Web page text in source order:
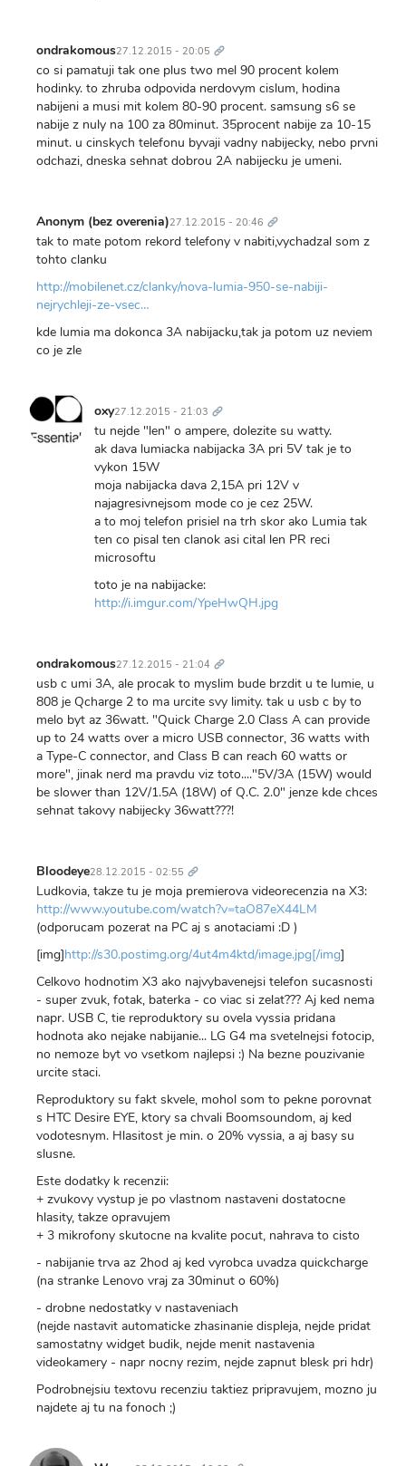
ondrakomous27.12.2015 - 20:05 odkaz
co si pamatuji tak one plus two mel 90 procent kolem
hodinky. to zhruba odpovida nerdovym cislum, hodina
nabijeni a musi mit kolem 80-90 procent. samsung s6 se
nabije z nuly na 100 za 80minut. 35procent nabije za 10-15
minut. u cinskych telefonu byvaji vadny nabijecky, nebo prvni
odchazi, dneska sehnat dobrou 2A nabijecku je umeni.
Anonym (bez overenia)27.12.2015 - 20:46 odkaz
tak to mate potom rekord telefony v nabiti,vychadzal som z
tohto clanku
http://mobilenet.cz/clanky/nova-lumia-950-se-nabiji-
nejrychleji-ze-vsec…
kde lumia ma dokonca 3A nabijacku,tak ja potom uz neviem
co je zle
oxy27.12.2015 - 21:03 odkaz
tu nejde "len" o ampere, dolezite su watty.
ak dava lumiacka nabijacka 3A pri 5V tak je to
vykon 15W
moja nabijacka dava 2,15A pri 12V v
najagresivnejsom mode co je cez 25W.
a to moj telefon prisiel na trh skor ako Lumia tak
ten co pisal ten clanok asi cital len PR reci
microsoftu
toto je na nabijacke:
http://i.imgur.com/YpeHwQH.jpg
ondrakomous27.12.2015 - 21:04 odkaz
usb c umi 3A, ale procak to myslim bude brzdit u te lumie, u
808 je Qcharge 2 to ma urcite svy limity. tak u usb c by to
melo byt az 36watt. "Quick Charge 2.0 Class A can provide
up to 24 watts over a micro USB connector, 36 watts with
a Type-C connector, and Class B can reach 60 watts or
more", jinak nerd ma pravdu viz toto...."5V/3A (15W) would
be slower than 12V/1.5A (18W) of Q.C. 2.0" jenze kde chces
sehnat takovy nabijecky 36watt???!
Bloodeye28.12.2015 - 02:55 odkaz
Ludkovia, takze tu je moja premierova videorecenzia na X3:
http://www.youtube.com/watch?v=taO87eX44LM
(odporucam pozerat na PC aj s anotaciami :D )
[img]http://s30.postimg.org/4ut4m4ktd/image.jpg[/img]
Celkovo hodnotim X3 ako najvybavenejsi telefon sucasnosti
- super zvuk, fotak, baterka - co viac si zelat??? Aj ked nema
napr. USB C, tie reproduktory su ovela vyssia pridana
hodnota ako nejake nabijanie... LG G4 ma svetelnejsi fotocip,
no nemoze byt vo vsetkom najlepsi :) Na bezne pouzivanie
urcite staci.
Reproduktory su fakt skvele, mohol som to pekne porovnat
s HTC Desire EYE, ktory sa chvali Boomsoundom, aj ked
vodotesnym. Hlasitost je min. o 20% vyssia, a aj basy su
slusne.
Este dodatky k recenzii:
+ zvukovy vystup je po vlastnom nastaveni dostatocne
hlasity, takze opravujem
+ 3 mikrofony skutocne na kvalite pocut, nahrava to cisto
- nabijanie trva az 2hod aj ked vyrobca uvadza quickcharge
(na stranke Lenovo vraj za 30minut o 60%)
- drobne nedostatky v nastaveniach
(nejde nastavit automaticke zhasinanie displeja, nejde pridat
samostatny widget budik, nejde menit nastavenia
videokamery - napr nocny rezim, nejde zapnut blesk pri hdr)
Podrobnejsiu textovu recenziu taktiez pripravujem, mozno ju
najdete aj tu na fonoch ;)